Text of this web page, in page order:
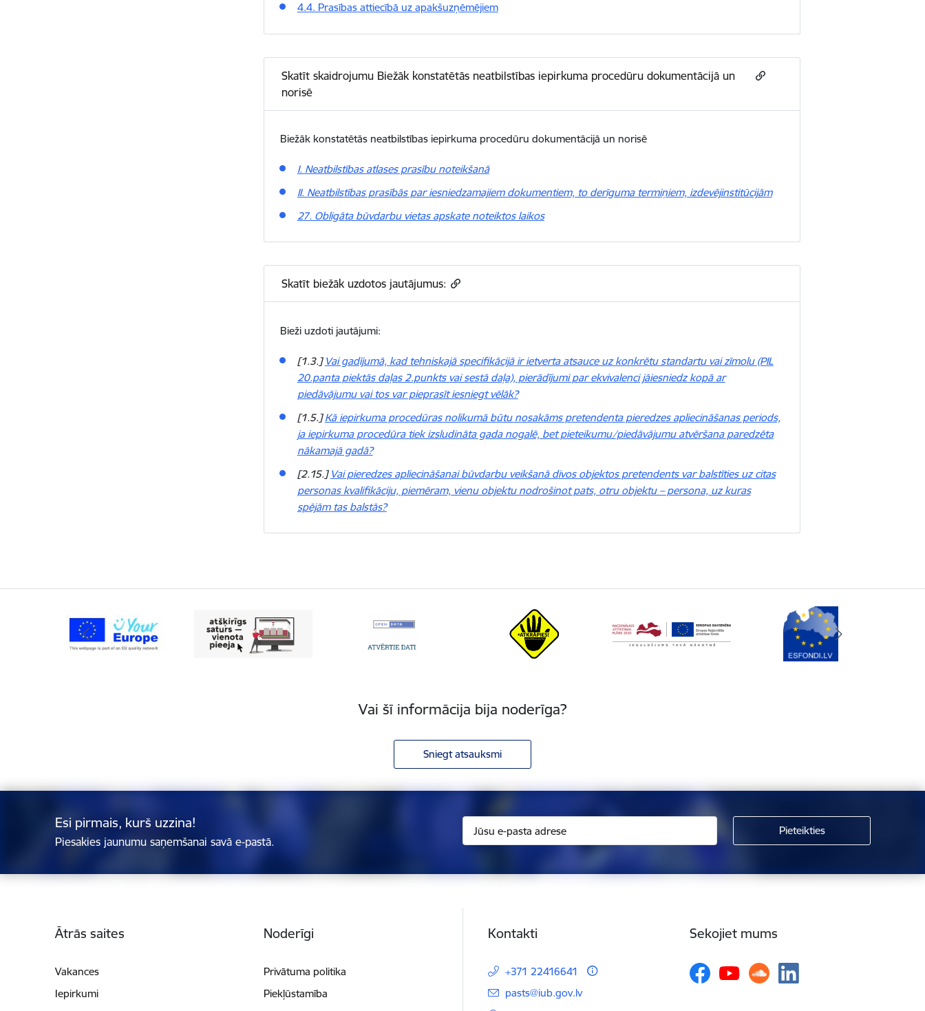
4.4. Prasības attiecībā uz apakšuzņēmējiem
Skatīt skaidrojumu Biežāk konstatētās neatbilstības iepirkuma procedūru dokumentācijā un
norisē
Biežāk konstatētās neatbilstības iepirkuma procedūru dokumentācijā un norisē
I. Neatbilstības atlases prasību noteikšanā
II. Neatbilstības prasībās par iesniedzamajiem dokumentiem, to derīguma termiņiem, izdevējinstitūcijām
27. Obligāta būvdarbu vietas apskate noteiktos laikos
Skatīt biežāk uzdotos jautājumus:
Bieži uzdoti jautājumi:
[1.3.] Vai gadījumā, kad tehniskajā specifikācijā ir ietverta atsauce uz konkrētu standartu vai zīmolu (PIL
20.panta piektās daļas 2.punkts vai sestā daļa), pierādījumi par ekvivalenci jāiesniedz kopā ar
piedāvājumu vai tos var pieprasīt iesniegt vēlāk?
[1.5.]Kā iepirkuma procedūras nolikumā būtu nosakāms pretendenta pieredzes apliecināšanas periods,
ja iepirkuma procedūra tiek izsludināta gada nogalē, bet pieteikumu/piedāvājumu atvēršana paredzēta
nākamajā gadā?
[2.15.] Vai pieredzes apliecināšanai būvdarbu veikšanā divos objektos pretendents var balstīties uz citas
personas kvalifikāciju, piemēram, vienu objektu nodrošinot pats, otru objektu – persona, uz kuras
spējām tas balstās?
Vai šī informācija bija noderīga?
Sniegt atsauksmi
Esi pirmais, kurš uzzina!
Piesakies jaunumu saņemšanai savā e-pastā.
Ātrās saites
Vakances
Iepirkumi
Noderīgi
Privātuma politika
Piekļūstamība
Kontakti
+371 22416641
E-pasts:
pasts@iub.gov.lv
Sekojiet mums